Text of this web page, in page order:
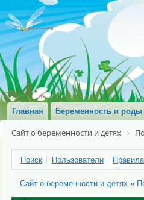
Главная Беременность и роды
Сайт о беременности и детях
Поиск Пользователи Правила
Сайт о беременности и детях »